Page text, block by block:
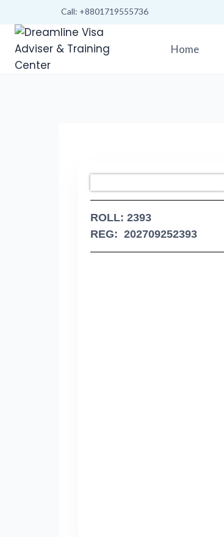
Call: +8801719555736
Home
ROLL: 2393
REG: 202709252393